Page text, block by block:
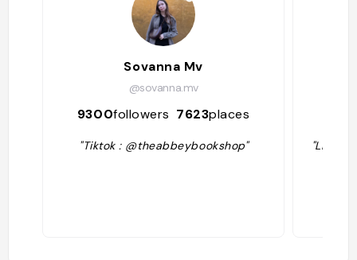
Sovanna Mv
@sovanna.mv
9300followers 7623places
"Tiktok : @theabbeybookshop"